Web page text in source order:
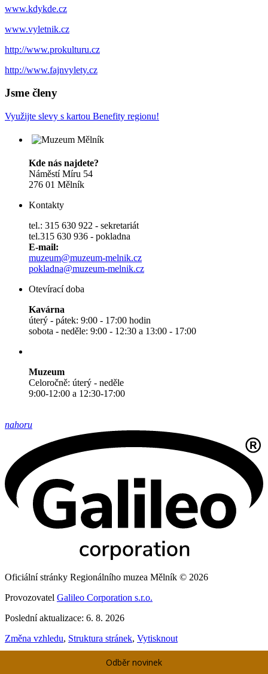
www.kdykde.cz
www.vyletnik.cz
http://www.prokulturu.cz
http://www.fajnvylety.cz
Jsme členy
Využijte slevy s kartou Benefity regionu!
Kde nás najdete?
Náměstí Míru 54
276 01 Mělník
Kontakty
tel.: 315 630 922 - sekretariát
tel.315 630 936 - pokladna
E-mail:
muzeum@muzeum-melnik.cz
pokladna@muzeum-melnik.cz
Otevírací doba
Kavárna
úterý - pátek: 9:00 - 17:00 hodin
sobota - neděle: 9:00 - 12:30 a 13:00 - 17:00
Muzeum
Celoročně: úterý - neděle
9:00-12:00 a 12:30-17:00
nahoru
Oficiální stránky Regionálního muzea Mělník © 2026
Provozovatel Galileo Corporation s.r.o.
Poslední aktualizace: 6. 8. 2026
Změna vzhledu, Struktura stránek, Vytisknout
Cookies,Prohlášení o ochraně soukromí
Odběr novinek